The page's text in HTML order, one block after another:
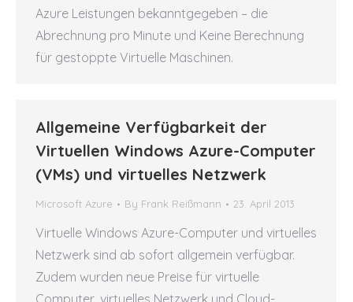
Azure Leistungen bekanntgegeben – die
Abrechnung pro Minute und Keine Berechnung
für gestoppte Virtuelle Maschinen.
Allgemeine Verfügbarkeit der
Virtuellen Windows Azure-Computer
(VMs) und virtuelles Netzwerk
Microsoft Azure By Frank Reißmann 23. April 2013
Virtuelle Windows Azure-Computer und virtuelles
Netzwerk sind ab sofort allgemein verfügbar.
Zudem wurden neue Preise für virtuelle
Computer, virtuelles Netzwerk und Cloud-